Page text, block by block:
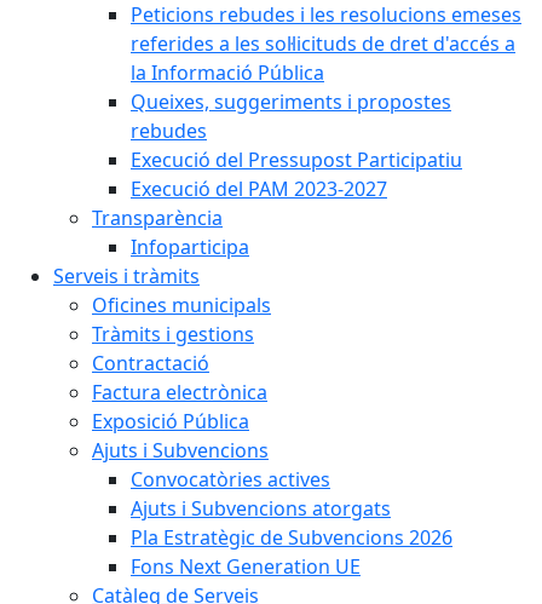
Peticions rebudes i les resolucions emeses
referides a les sol·licituds de dret d'accés a
la Informació Pública
Queixes, suggeriments i propostes
rebudes
Execució del Pressupost Participatiu
Execució del PAM 2023-2027
Transparència
Infoparticipa
Serveis i tràmits
Oficines municipals
Tràmits i gestions
Contractació
Factura electrònica
Exposició Pública
Ajuts i Subvencions
Convocatòries actives
Ajuts i Subvencions atorgats
Pla Estratègic de Subvencions 2026
Fons Next Generation UE
Catàleg de Serveis